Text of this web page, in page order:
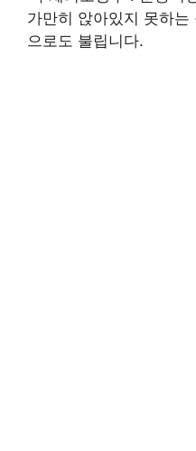
가만히 앉아있지 못하
으로도 불립니다.